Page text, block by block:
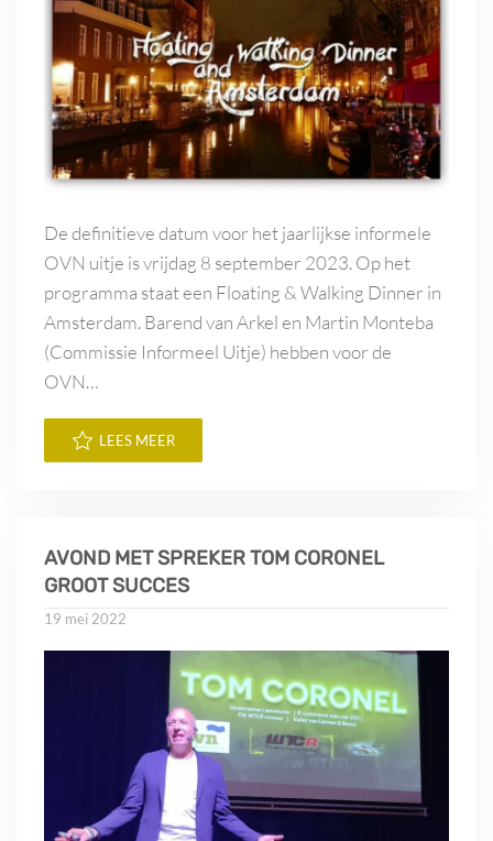
De definitieve datum voor het jaarlijkse informele
OVN uitje is vrijdag 8 september 2023. Op het
programma staat een Floating & Walking Dinner in
Amsterdam. Barend van Arkel en Martin Monteba
(Commissie Informeel Uitje) hebben voor de
OVN…
LEES MEER
AVOND MET SPREKER TOM CORONEL
GROOT SUCCES
19 mei 2022